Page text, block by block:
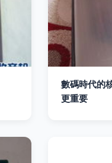
數碼時代的
更重要